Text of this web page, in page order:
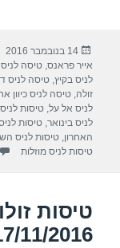
e
b
o
o
k
פורסם
בתאריך
14 בנובמבר 2016
אייר פראנס ,טיסה
לניס בקיץ ,טיסה לניס
זולה ,טיסה לניס כיוון
לניס אל על ,טיסות
לניס בינואר ,טיסות
האחרון ,טיסות לניס
טיסות לניס מוזלות
טיסות
11/2016